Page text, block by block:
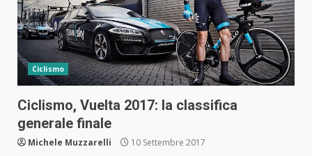
Ciclismo
Ciclismo, Vuelta 2017: la classifica
generale finale
Michele Muzzarelli 10 Settembre 2017